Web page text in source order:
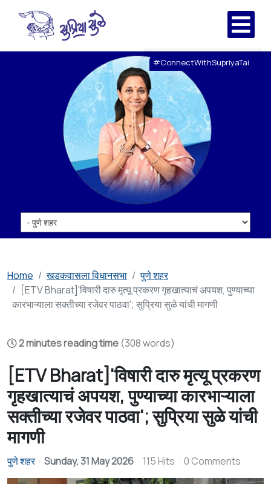
#ConnectWithSupriyaTai
Home खडकवासला विधानसभा
पुणे शहर
[ETV Bharat]'विषारी दारु मृत्यू प्रकरण गृहखात्याचं अपयश, पुण्याच्या
कारभाऱ्याला सक्तीच्या रजेवर पाठवा'; सुप्रिया सुळे यांची मागणी
2 minutes reading time (308 words)
[ETV Bharat]'विषारी दारु मृत्यू प्रकरण
गृहखात्याचं अपयश, पुण्याच्या कारभाऱ्याला
सक्तीच्या रजेवर पाठवा'; सुप्रिया सुळे यांची
मागणी
पुणे शहर Sunday, 31 May 2026 115 Hits 0 Comments